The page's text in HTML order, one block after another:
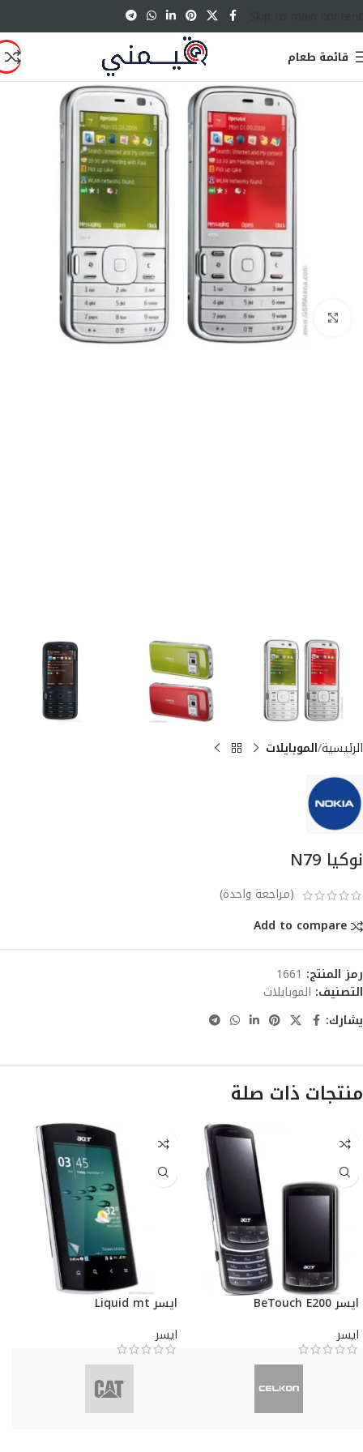
قائمة طعام
انقر للتكبير
الرئيسية الموبايلات
نوكيا N79
(مراجعة واحدة)
Add to compare
رمز المنتج: 1661
التصنيف: الموبايلات
يشارك:
منتجات ذات صلة
ايسر BeTouch E200
ايسر
ايسر Liquid mt
ايسر